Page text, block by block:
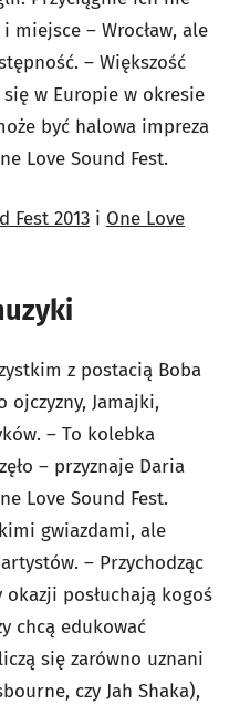
– Wrocław, ale
– Większość
w Europie w okresie
być halowa impreza
Love Sound Fest.
Fest 2013 i One Love
z postacią Boba
ojczyzny, Jamajki,
– To kolebka
– przyznaje Daria
Love Sound Fest.
gwiazdami, ale
– Przychodząc
posłuchają kogoś
chcą edukować
się zarówno uznani
czy Jah Shaka),